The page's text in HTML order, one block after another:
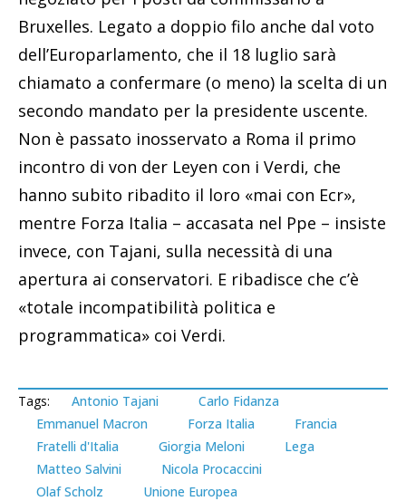
Bruxelles. Legato a doppio filo anche dal voto
dell’Europarlamento, che il 18 luglio sarà
chiamato a confermare (o meno) la scelta di un
secondo mandato per la presidente uscente.
Non è passato inosservato a Roma il primo
incontro di von der Leyen con i Verdi, che
hanno subito ribadito il loro «mai con Ecr»,
mentre Forza Italia – accasata nel Ppe – insiste
invece, con Tajani, sulla necessità di una
apertura ai conservatori. E ribadisce che c’è
«totale incompatibilità politica e
programmatica» coi Verdi.
Tags: Antonio Tajani
Carlo Fidanza
Emmanuel Macron
Forza Italia
Francia
Fratelli d'Italia
Giorgia Meloni
Lega
Matteo Salvini
Nicola Procaccini
Olaf Scholz
Unione Europea